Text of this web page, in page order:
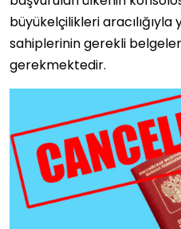
büyükelçilikleri aracılığıyla
sahiplerinin gerekli
gerekmektedir.